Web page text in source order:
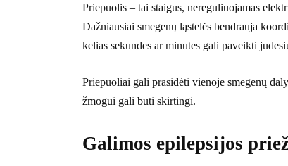
Priepuolis – tai staigus, nereguliuojamas
Dažniausiai smegenų ląstelės bendrauja
kelias sekundes ar minutes gali paveikti
Priepuoliai gali prasidėti vienoje smegenų
žmogui gali būti skirtingi.
Galimos epilepsijos